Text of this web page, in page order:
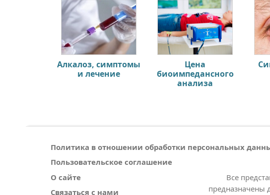
Алкалоз, симптомы
и лечение
Цена
биоимпедансного
анализа
Политика в отношении обработки персональных
Пользовательское соглашение
О сайте
Связаться с нами
Все
предназначены